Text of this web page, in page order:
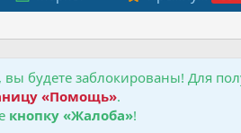
, вы будете заблокированы! Для
«Помощь».
кнопку «Жалоба»!